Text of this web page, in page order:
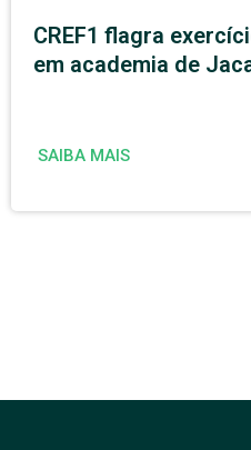
CREF1 flagra
em academia de
SAIBA MAIS